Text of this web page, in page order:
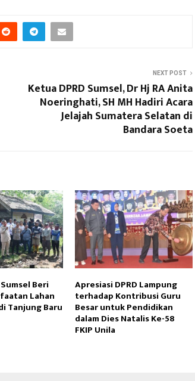
NEXT POST
Ketua DPRD Sumsel, Dr Hj RA Anita
Noeringhati, SH MH Hadiri Acara
Jelajah Sumatera Selatan di
Bandara Soeta
Beri
Lahan
Tanjung Baru
Apresiasi DPRD Lampung
terhadap Kontribusi Guru
Besar untuk Pendidikan
dalam Dies Natalis Ke-58
FKIP Unila